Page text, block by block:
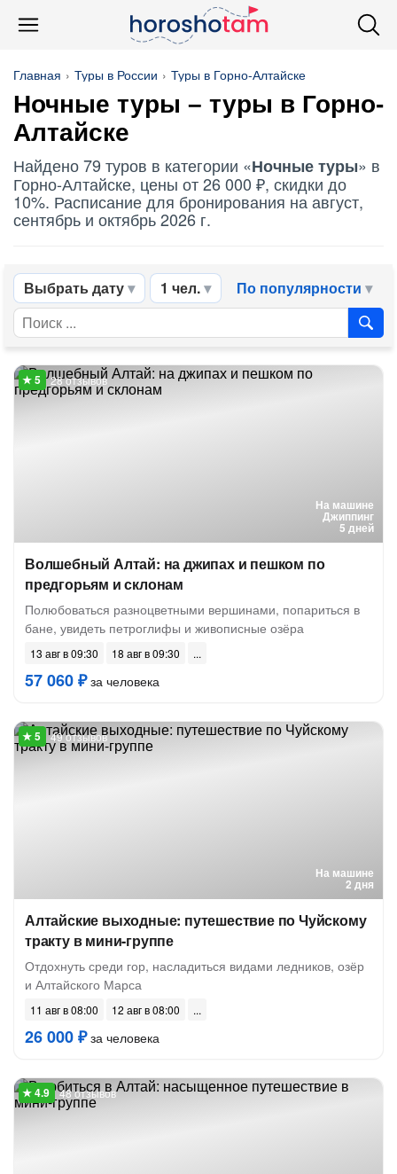
Главная Туры в России Туры в Горно-Алтайске
Ночные туры – туры в Горно-
Алтайске
Найдено 79 туров в категории «Ночные туры» в
Горно-Алтайске, цены от 26 000 ₽, скидки до
10%. Расписание для бронирования на август,
сентябрь и октябрь 2026 г.
Выбрать дату 1 чел. По популярности
На машине
Джиппинг
5 дней
28 отзывов
Волшебный Алтай: на джипах и пешком по
предгорьям и склонам
Полюбоваться разноцветными вершинами, попариться в
бане, увидеть петроглифы и живописные озёра
13 авг в 09:30 18 авг в 09:30
57 060 ₽за человека
На машине
2 дня
49 отзывов
Алтайские выходные: путешествие по Чуйскому
тракту в мини-группе
Отдохнуть среди гор, насладиться видами ледников, озёр
и Алтайского Марса
11 авг в 08:00 12 авг в 08:00
26 000 ₽за человека
48 отзывов